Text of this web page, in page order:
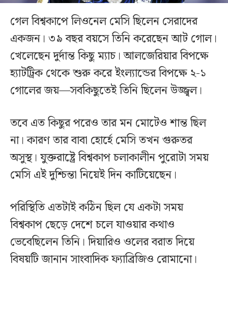
গেল বিশ্বকাপে লিওনেল মেসি ছিলেন সেরাদের
একজন। ৩৯ বছর বয়সে তিনি করেছেন আট গোল।
খেলেছেন দুর্দান্ত কিছু ম্যাচ। আলজেরিয়ার বিপক্ষে
হ্যাটট্রিক থেকে শুরু করে ইংল্যান্ডের বিপক্ষে ২-১
গোলের জয়—সবকিছুতেই তিনি ছিলেন উজ্জ্বল।
তবে এত কিছুর পরেও তার মন মোটেও শান্ত ছিল
না। কারণ তার বাবা হোর্হে মেসি তখন গুরুতর
অসুস্থ। যুক্তরাষ্ট্রে বিশ্বকাপ চলাকালীন পুরোটা সময়
মেসি এই দুশ্চিন্তা নিয়েই দিন কাটিয়েছেন।
পরিস্থিতি এতটাই কঠিন ছিল যে একটা সময়
বিশ্বকাপ ছেড়ে দেশে চলে যাওয়ার কথাও
ভেবেছিলেন তিনি। দিয়ারিও ওলের বরাত দিয়ে
বিষয়টি জানান সাংবাদিক ফ্যাব্রিজিও রোমানো।